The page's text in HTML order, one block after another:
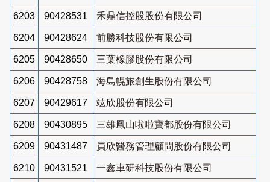
6203 90428531 禾鼎信控股股份有限公司
6204 90428624 前勝科技股份有限公司
6205 90428650 三葉橡膠股份有限公司
6206 90428758 海島幌旅創生股份有限公司
6207 90429617 竑欣股份有限公司
6208 90430895 三雄鳳山啦啦寶都股份有限公司
6209 90431487 員欣醫務管理顧問股份有限公司
6210 90431521 一鑫車研科技股份有限公司